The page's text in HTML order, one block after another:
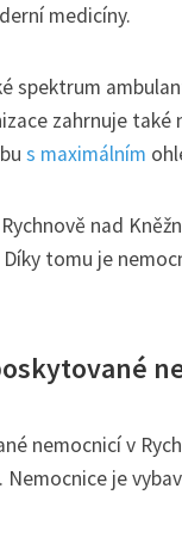
medicíny.
spektrum
zahrnuje
s maximálním
nad
tomu je
nemocnicí v
Nemocnice je